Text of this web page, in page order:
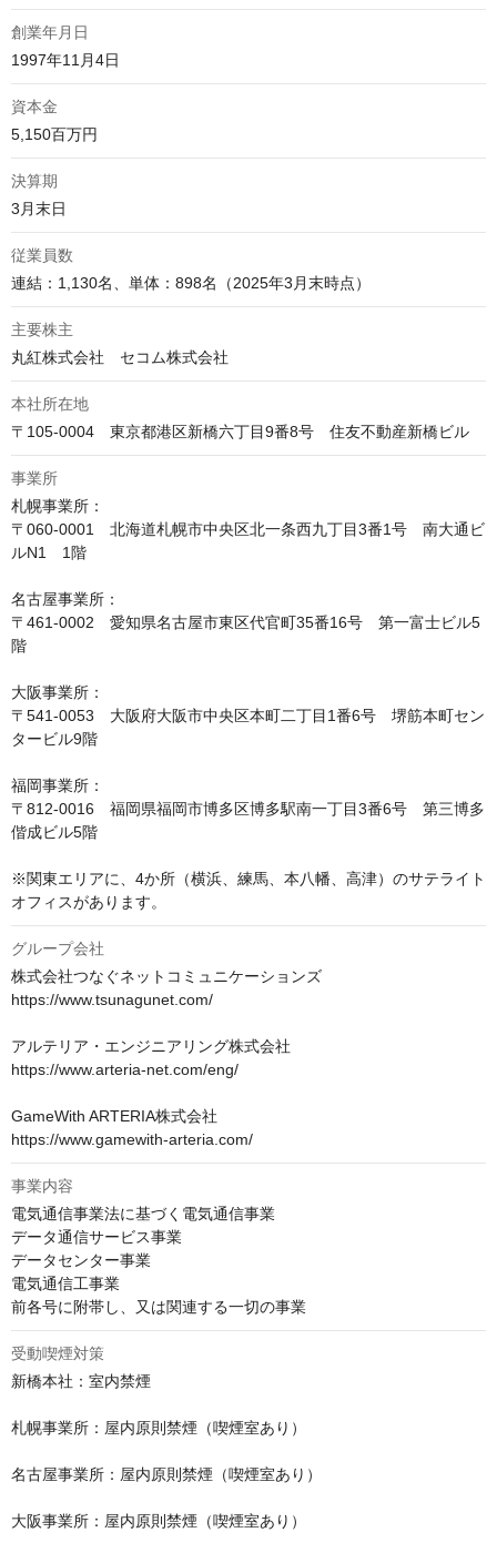
創業年月日
1997年11月4日
資本金
5,150百万円
決算期
3月末日
従業員数
連結：1,130名、単体：898名（2025年3月末時点）
主要株主
丸紅株式会社　セコム株式会社
本社所在地
〒105-0004　東京都港区新橋六丁目9番8号　住友不動産新橋ビル
事業所
札幌事業所：
〒060-0001　北海道札幌市中央区北一条西九丁目3番1号　南大通ビ
ルN1　1階
名古屋事業所：
〒461-0002　愛知県名古屋市東区代官町35番16号　第一富士ビル5
階
大阪事業所：
〒541-0053　大阪府大阪市中央区本町二丁目1番6号　堺筋本町セン
タービル9階
福岡事業所：
〒812-0016　福岡県福岡市博多区博多駅南一丁目3番6号　第三博多
偕成ビル5階
※関東エリアに、4か所（横浜、練馬、本八幡、高津）のサテライト
オフィスがあります。
グループ会社
株式会社つなぐネットコミュニケーションズ
https://www.tsunagunet.com/
アルテリア・エンジニアリング株式会社
https://www.arteria-net.com/eng/
GameWith ARTERIA株式会社
https://www.gamewith-arteria.com/
事業内容
電気通信事業法に基づく電気通信事業
データ通信サービス事業
データセンター事業
電気通信工事業
前各号に附帯し、又は関連する一切の事業
受動喫煙対策
新橋本社：室内禁煙
札幌事業所：屋内原則禁煙（喫煙室あり）
名古屋事業所：屋内原則禁煙（喫煙室あり）
大阪事業所：屋内原則禁煙（喫煙室あり）